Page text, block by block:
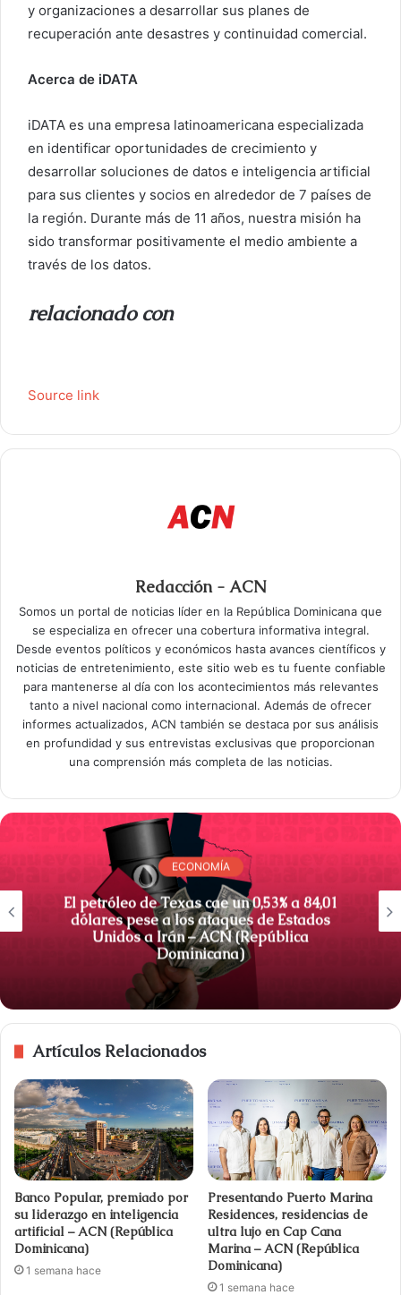
y organizaciones a desarrollar sus planes de
recuperación ante desastres y continuidad comercial.
Acerca de iDATA
iDATA es una empresa latinoamericana especializada
en identificar oportunidades de crecimiento y
desarrollar soluciones de datos e inteligencia artificial
para sus clientes y socios en alrededor de 7 países de
la región. Durante más de 11 años, nuestra misión ha
sido transformar positivamente el medio ambiente a
través de los datos.
relacionado con
Source link
Redacción - ACN
Somos un portal de noticias líder en la República Dominicana que
se especializa en ofrecer una cobertura informativa integral.
Desde eventos políticos y económicos hasta avances científicos y
noticias de entretenimiento, este sitio web es tu fuente confiable
para mantenerse al día con los acontecimientos más relevantes
tanto a nivel nacional como internacional. Además de ofrecer
informes actualizados, ACN también se destaca por sus análisis
en profundidad y sus entrevistas exclusivas que proporcionan
una comprensión más completa de las noticias.
ECONOMÍA
El petróleo de Texas cae un 0,53% a 84,01
dólares pese a los ataques de Estados
Unidos a Irán – ACN (República
Dominicana)
Artículos Relacionados
Banco Popular, premiado por
su liderazgo en inteligencia
artificial – ACN (República
Dominicana)
1 semana hace
Presentando Puerto Marina
Residences, residencias de
ultra lujo en Cap Cana
Marina – ACN (República
Dominicana)
1 semana hace